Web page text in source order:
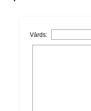
Vārds: